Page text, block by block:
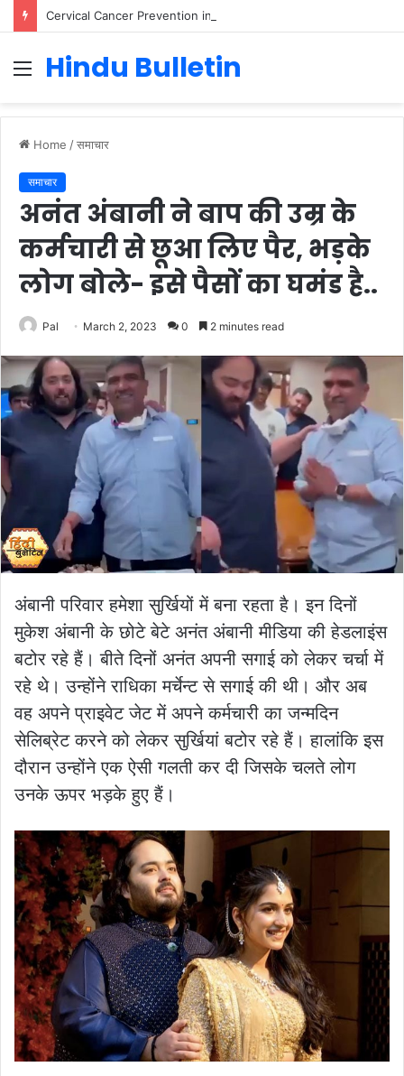
Menu
Hindu Bulletin
Home /समाचार
समाचार
अनंत अंबानी ने बाप की उम्र के
कर्मचारी से छूआ लिए पैर, भड़के
लोग बोले- इसे पैसों का घमंड है..
Pal March 2, 2023 0 2 minutes read
अंबानी परिवार हमेशा सुर्खियों में बना रहता है। इन दिनों
मुकेश अंबानी के छोटे बेटे अनंत अंबानी मीडिया की हेडलाइंस
बटोर रहे हैं। बीते दिनों अनंत अपनी सगाई को लेकर चर्चा में
रहे थे। उन्होंने राधिका मर्चेन्ट से सगाई की थी। और अब
वह अपने प्राइवेट जेट में अपने कर्मचारी का जन्मदिन
सेलिब्रेट करने को लेकर सुर्खियां बटोर रहे हैं। हालांकि इस
दौरान उन्होंने एक ऐसी गलती कर दी जिसके चलते लोग
उनके ऊपर भड़के हुए हैं।